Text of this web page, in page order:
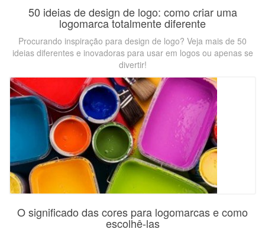
50 ideias de design de logo: como criar uma
logomarca totalmente diferente
Procurando inspiração para design de logo? Veja mais de 50
ideias diferentes e inovadoras para usar em logos ou apenas se
divertir!
O significado das cores para logomarcas e como
escolhê-las